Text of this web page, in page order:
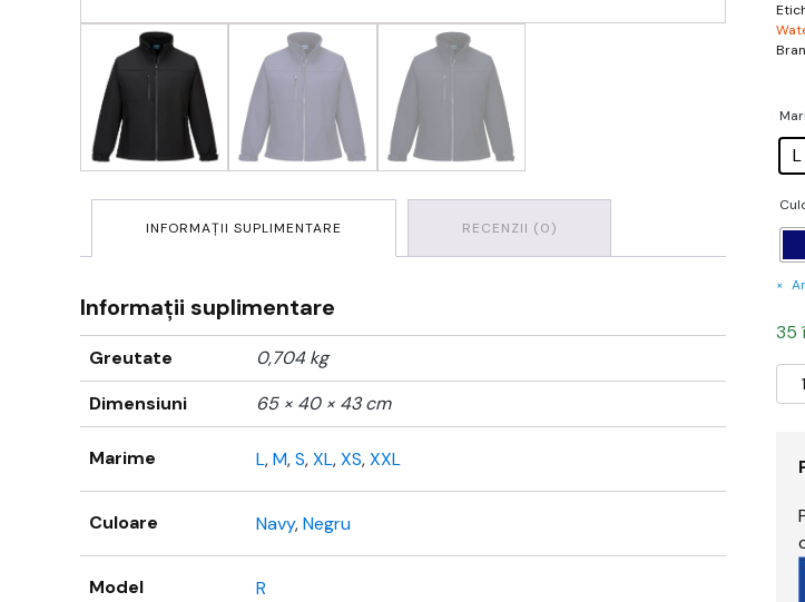
INFORMAȚII SUPLIMENTARE RECENZII (0)
Informații suplimentare
Greutate
0,704 kg
Dimensiuni
65 × 40 × 43 cm
Marime L,M,S,XL,XS,XXL
Culoare Navy,Negru
Model R
L
35